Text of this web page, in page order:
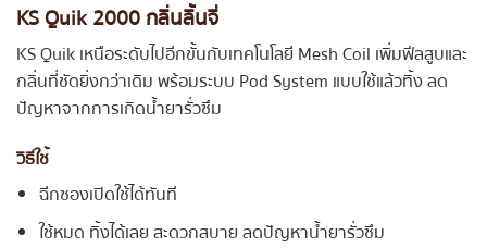
KS Quik 2000 กลิ่นลิ้นจี่
KS Quik เหนือระดับไปอีกขั้นกับเทคโนโลยี Mesh Coil เพิ่มฟีลสูบและ
กลิ่นที่ชัดยิ่งกว่าเดิม พร้อมระบบ Pod System แบบใช้แล้วทิ้ง ลด
ปัญหาจากการเกิดน้ำยารั่วซึม
วิธีใช้
ฉีกซองเปิดใช้ได้ทันที
ใช้หมด ทิ้งได้เลย สะดวกสบาย ลดปัญหาน้ำยารั่วซึม